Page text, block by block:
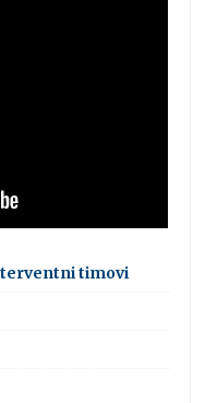
timovi